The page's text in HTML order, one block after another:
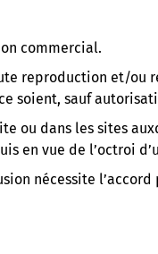
commercial.
reproduction et/ou
soient, sauf
ou dans les sites
en vue de l’octroi
nécessite